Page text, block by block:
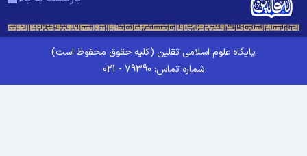
پایگاه علوم اسلامی ثقلین (کلیه حقوق محفوظ است)
شماره تماس: 79390 - 021